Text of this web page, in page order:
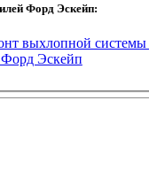
Форд Эскейп:
выхлопной
Эскейп